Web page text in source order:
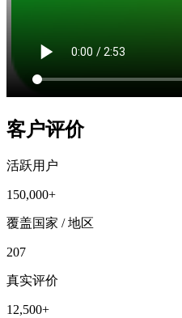
客户评价
活跃用户
150,000+
覆盖国家 / 地区
207
真实评价
12,500+